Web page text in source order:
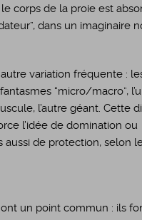
le corps de la proie est
dans un imaginaire
autre variation fréquente :
“micro/macro”,
l’autre géant. Cette
l’idée de domination ou
aussi de protection, selon
ont un point commun : ils